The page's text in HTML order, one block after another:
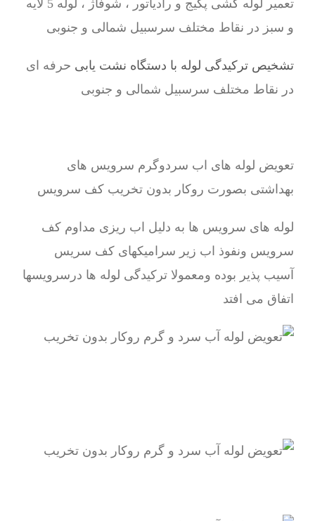
تعمیر لوله کشی پکیج و رادیاتور ، شوفاژ ، لوله 5 لایه
و سبز در نقاط مختلف سرسبیل شمالی و جنوبی
تشخیص ترکیدگی لوله با دستگاه نشت یابی حرفه ای
در نقاط مختلف سرسبیل شمالی و جنوبی
تعویض لوله های اب سردوگرم سرویس های
بهداشتی بصورت روکار بدون تخریب کف سرویس
لوله های سرویس ها به دلیل اب ریزی مداوم کف
سرویس ونفوذ اب زیر سرامیکهای کف سریس
آسیب پذیر بوده ومعمولا ترکیدگی لوله ها درسرویسها
اتفاق می افتد